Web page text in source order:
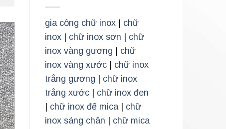
gia công chữ inox| chữ
inox| chữ inox sơn
chữ
inox vàng gương
chữ
inox vàng xước| chữ inox
trắng gương
chữ inox
trắng xước| chữ inox đen
chữ inox đế mica| chữ
inox sáng chân
chữ mica